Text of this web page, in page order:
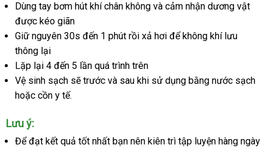
dẫn
sử
dụng
Dùng tay bơm hút khí chân không xuất
và cảm nhận dương vật
được kéo giãn
Giữ nguyên 30s đến 1 phút rồi xả hơi mới
để không khí lưu
thông lại
Lặp lại 4 đến 5 lần dịch
vụ
quá trình trên
Vệ sinh sạch sử
dụng
sẽ trước showroom
và sau khi sử dụng bằng nước sạch
hoặc cồn y tế.
Lưu ý:
Để đạt kết quả tốt nhất bạn nên kiên trì tập luyện hàng ngày